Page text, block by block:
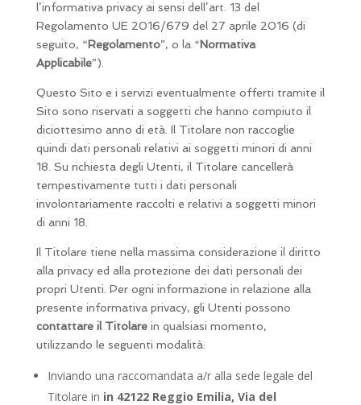
l’informativa privacy ai sensi dell’art. 13 del
Regolamento UE 2016/679 del 27 aprile 2016 (di
seguito, “Regolamento”, o la “Normativa
Applicabile”).
Questo Sito e i servizi eventualmente offerti tramite il
Sito sono riservati a soggetti che hanno compiuto il
diciottesimo anno di età. Il Titolare non raccoglie
quindi dati personali relativi ai soggetti minori di anni
18. Su richiesta degli Utenti, il Titolare cancellerà
tempestivamente tutti i dati personali
involontariamente raccolti e relativi a soggetti minori
di anni 18.
Il Titolare tiene nella massima considerazione il diritto
alla privacy ed alla protezione dei dati personali dei
propri Utenti. Per ogni informazione in relazione alla
presente informativa privacy, gli Utenti possono
contattare il Titolarein qualsiasi momento,
utilizzando le seguenti modalità:
Inviando una raccomandata a/r alla sede legale del
Titolare in in 42122 Reggio Emilia, Via del